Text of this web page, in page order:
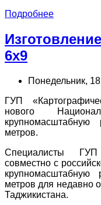
Подробнее
6х9
Понедельник,
ГУП
нового
метров.
Специалисты ГУП
совместно с
метров для недавно
Таджикистана.